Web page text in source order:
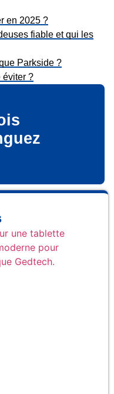
en 2025 ?
fiable et qui les
Parkside ?
éviter ?